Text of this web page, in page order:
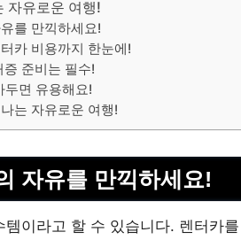
자유로운 여행!
를 만끽하세요!
카 비용까지 한눈에!
준비는 필수!
두면 유용해요!
는 자유로운 여행!
자유를 만끽하세요!
이라고 할 수 있습니다. 렌터카